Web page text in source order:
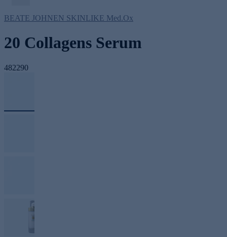
BEATE JOHNEN SKINLIKE Med.Ox
20 Collagens Serum
482290